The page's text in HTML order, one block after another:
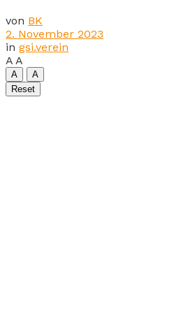
von BK
2. November 2023
in gsi.verein
A A
A
A
Reset